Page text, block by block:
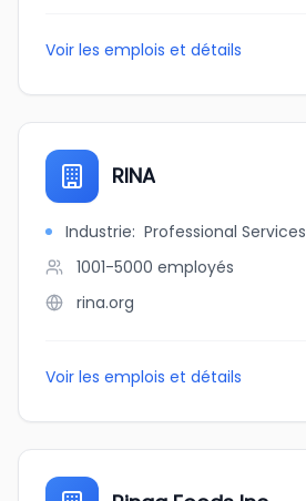
Voir les emplois et détails
RINA
Industrie: Professional Services
1001-5000 employés
rina.org
Voir les emplois et détails